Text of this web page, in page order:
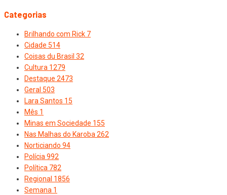
Categorias
Brilhando com Rick 7
Cidade 514
Coisas du Brasil 32
Cultura 1279
Destaque 2473
Geral 503
Lara Santos 15
Mês 1
Minas em Sociedade 155
Nas Malhas do Karoba 262
Norticiando 94
Polícia 992
Política 782
Regional 1856
Semana 1